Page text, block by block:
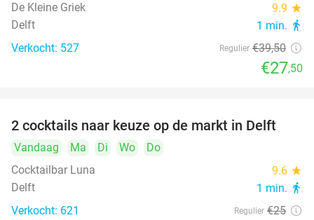
De Kleine Griek
9.9 star
Delft 1 min. directions_walk
Verkocht: 527 Regulier €39,50
€27,50
50%
2 cocktails naar keuze op de markt in Delft
Vandaag Ma Di Wo
Do
Cocktailbar Luna
9.6 star
Delft 1 min. directions_walk
Verkocht: 621 Regulier €25